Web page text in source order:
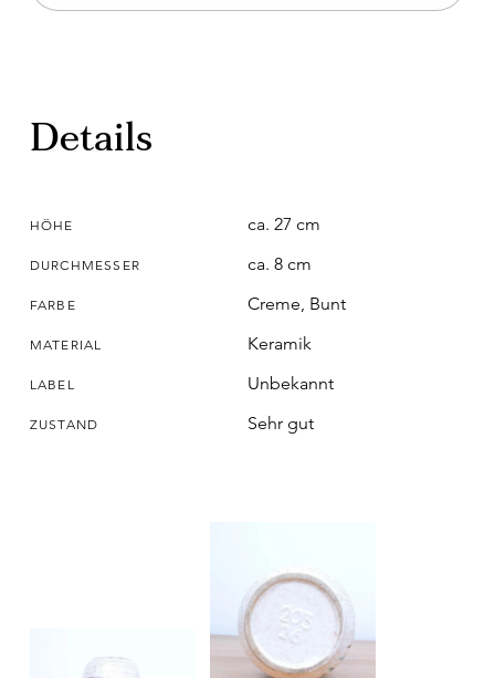
Details
HÖHE ca. 27 cm
DURCHMESSER ca. 8 cm
FARBE Creme, Bunt
MATERIAL Keramik
LABEL Unbekannt
ZUSTAND Sehr gut